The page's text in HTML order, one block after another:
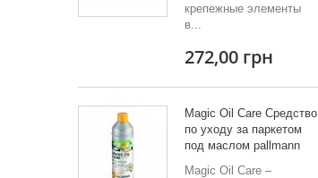
крепежные элементы
в...
272,00 грн
Magic Oil Care Средство
по уходу за паркетом
под маслом pallmann
Magic Oil Care –